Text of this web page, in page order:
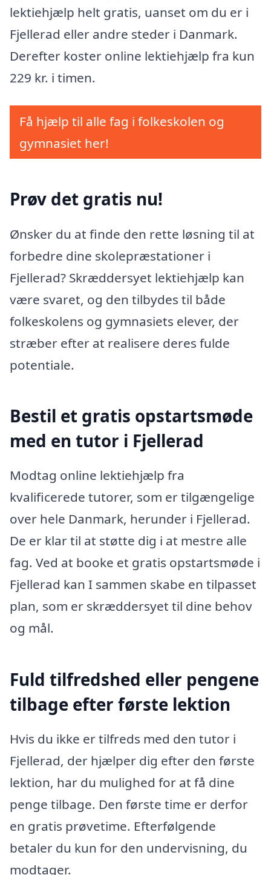
lektiehjælp helt gratis, uanset om du er i
Fjellerad eller andre steder i Danmark.
Derefter koster online lektiehjælp fra kun
229 kr. i timen.
Få hjælp til alle fag i folkeskolen og
gymnasiet her!
Prøv det gratis nu!
Ønsker du at finde den rette løsning til at
forbedre dine skolepræstationer i
Fjellerad? Skræddersyet lektiehjælp kan
være svaret, og den tilbydes til både
folkeskolens og gymnasiets elever, der
stræber efter at realisere deres fulde
potentiale.
Bestil et gratis opstartsmøde
med en tutor i Fjellerad
Modtag online lektiehjælp fra
kvalificerede tutorer, som er tilgængelige
over hele Danmark, herunder i Fjellerad.
De er klar til at støtte dig i at mestre alle
fag. Ved at booke et gratis opstartsmøde i
Fjellerad kan I sammen skabe en tilpasset
plan, som er skræddersyet til dine behov
og mål.
Fuld tilfredshed eller pengene
tilbage efter første lektion
Hvis du ikke er tilfreds med den tutor i
Fjellerad, der hjælper dig efter den første
lektion, har du mulighed for at få dine
penge tilbage. Den første time er derfor
en gratis prøvetime. Efterfølgende
betaler du kun for den undervisning, du
modtager.